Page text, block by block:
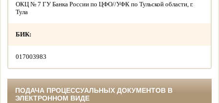
ОКЦ № 7 ГУ Банка России по ЦФО//УФК по Тульской области, г.
Тула
БИК:
017003983
ПОДАЧА ПРОЦЕССУАЛЬНЫХ ДОКУМЕНТОВ В
ЭЛЕКТРОННОМ ВИДЕ